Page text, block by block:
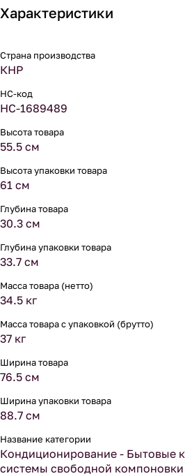
Характеристики
Страна производства
КНР
НС-код
НС-1689489
Высота товара
55.5 см
Высота упаковки товара
61 см
Глубина товара
30.3 см
Глубина упаковки товара
33.7 см
Масса товара (нетто)
34.5 кг
Масса товара с упаковкой (брутто)
37 кг
Ширина товара
76.5 см
Ширина упаковки товара
88.7 см
Название категории
Кондиционирование - Бытовые
системы свободной компоновки